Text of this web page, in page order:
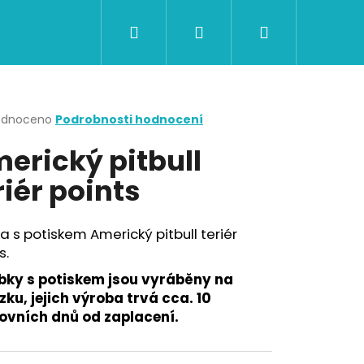
CERTIFIKÁTY A POUKAZY BAZAR
Přihlášení
Podrobnosti hodnocení
pitbull
points
s potiskem Americký pitbull teriér
s potiskem jsou vyráběny na
jejich výroba trvá cca. 10
dnů od zaplacení.